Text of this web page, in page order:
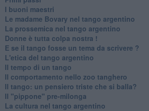
I buoni maestri
Le madame Bovary nel tango argentino
La prossemica nel tango argentino
Donne è tutta colpa nostra !
E se il tango fosse un tema da scrivere ?
L'etica del tango argentino
Il tempo di un tango
Il comportamento nello zoo tanghero
Il tango: un pensiero triste che si balla?
Il "pippone" pre-milonga
La cultura nel tango argentino